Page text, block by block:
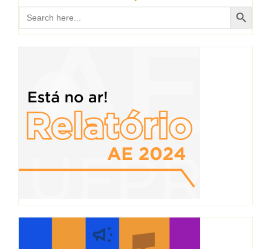
Search
for:
Search Button